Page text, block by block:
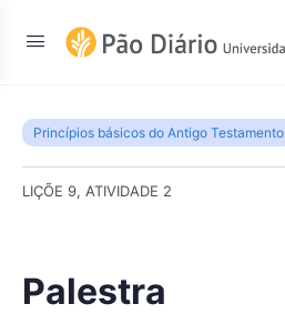
Princípios básicos do Antigo Testamento
LIÇÕE 9, ATIVIDADE 2
Palestra